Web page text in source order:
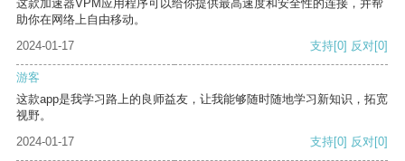
这款加速器VPM应用程序可以给你提供最高速度和安全性的连接，并帮
助你在网络上自由移动。
2024-01-17
支持[0] 反对[0]
游客
这款app是我学习路上的良师益友，让我能够随时随地学习新知识，拓宽
视野。
2024-01-17
支持[0] 反对[0]